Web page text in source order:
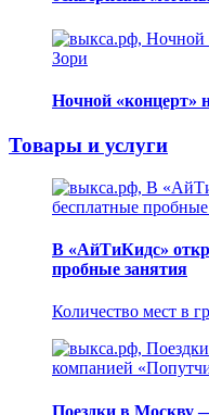
Ночной «концерт»
Товары и услуги
В «АйТиКидс»
пробные занятия
Количество мест в
Поездки в Москву